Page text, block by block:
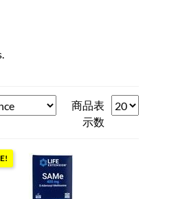
商品表
示数